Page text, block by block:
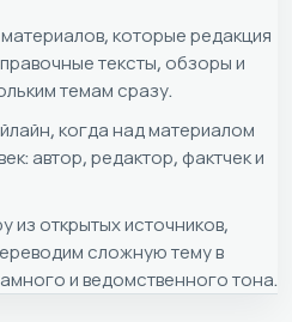
которые редакция
тексты, обзоры и
темам сразу.
когда над материалом
автор, редактор, фактчек и
из открытых источников,
сложную тему в
и ведомственного тона.